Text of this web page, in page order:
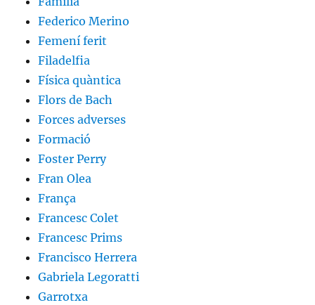
Federico Merino
Femení ferit
Filadelfia
Física quàntica
Flors de Bach
Forces adverses
Formació
Foster Perry
Fran Olea
França
Francesc Colet
Francesc Prims
Francisco Herrera
Gabriela Legoratti
Garrotxa